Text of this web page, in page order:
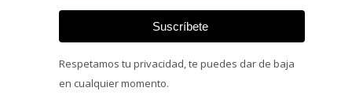
Suscríbete
Respetamos tu privacidad, te puedes dar de baja
en cualquier momento.